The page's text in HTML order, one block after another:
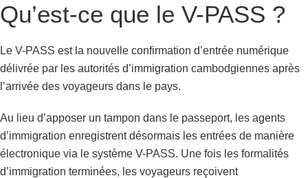
Qu’est-ce que le V-PASS ?
Le V-PASS est la nouvelle confirmation d’entrée numérique
délivrée par les autorités d’immigration cambodgiennes après
l’arrivée des voyageurs dans le pays.
Au lieu d’apposer un tampon dans le passeport, les agents
d’immigration enregistrent désormais les entrées de manière
électronique via le système V-PASS. Une fois les formalités
d’immigration terminées, les voyageurs reçoivent